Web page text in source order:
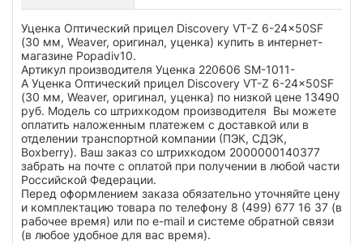
Уценка Оптический прицел Discovery VT-Z 6-24x50SF
(30 мм, Weaver, оригинал, уценка) купить в интернет-
магазине Popadiv10.
Артикул производителя Уценка 220606 SM-1011-
A Уценка Оптический прицел Discovery VT-Z 6-24x50SF
(30 мм, Weaver, оригинал, уценка) по низкой цене 13490
руб. Модель со штрихкодом производителя Вы можете
оплатить наложенным платежем с доставкой или в
отделении транспортной компании (ПЭК, СДЭК,
Boxberry). Ваш заказ со штрихкодом 2000000140377
забрать на почте с оплатой при получении в любой части
Российской Федерации.
Перед оформлением заказа обязательно уточняйте цену
и комплектацию товара по телефону 8 (499) 677 16 37 (в
рабочее время) или по e-mail и системе обратной связи
(в любое удобное для вас время).